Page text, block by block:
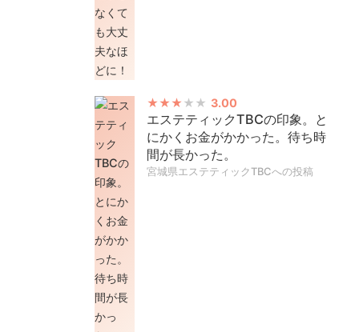
3.00
エステティックTBCの印象。と
にかくお金がかかった。待ち時
間が長かった。
宮城県エステティックTBCへの投稿